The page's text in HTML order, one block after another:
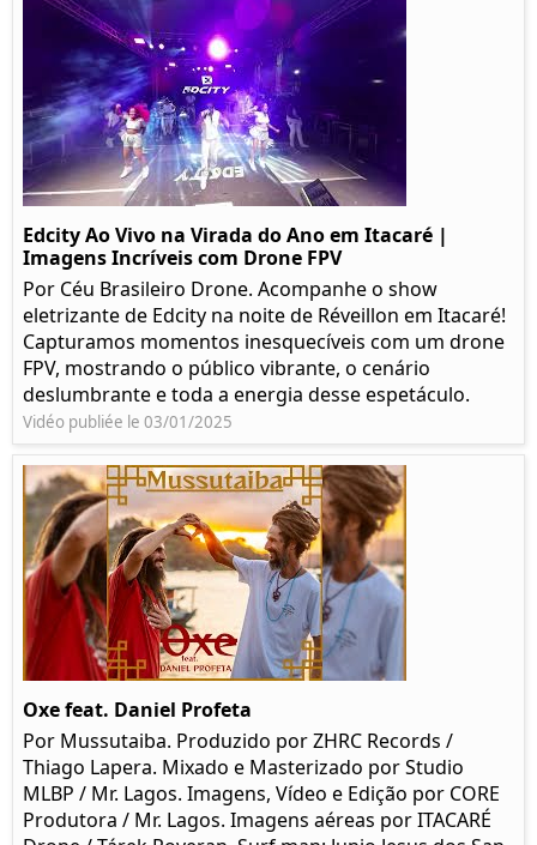
Edcity Ao Vivo na Virada do Ano em Itacaré |
Imagens Incríveis com Drone FPV
Por Céu Brasileiro Drone. Acompanhe o show
eletrizante de Edcity na noite de Réveillon em Itacaré!
Capturamos momentos inesquecíveis com um drone
FPV, mostrando o público vibrante, o cenário
deslumbrante e toda a energia desse espetáculo.
Vidéo publiée le 03/01/2025
Oxe feat. Daniel Profeta
Por Mussutaiba. Produzido por ZHRC Records /
Thiago Lapera. Mixado e Masterizado por Studio
MLBP / Mr. Lagos. Imagens, Vídeo e Edição por CORE
Produtora / Mr. Lagos. Imagens aéreas por ITACARÉ